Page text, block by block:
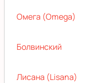
Омега (Omega)
Болвинский
Лисана (Lisana)